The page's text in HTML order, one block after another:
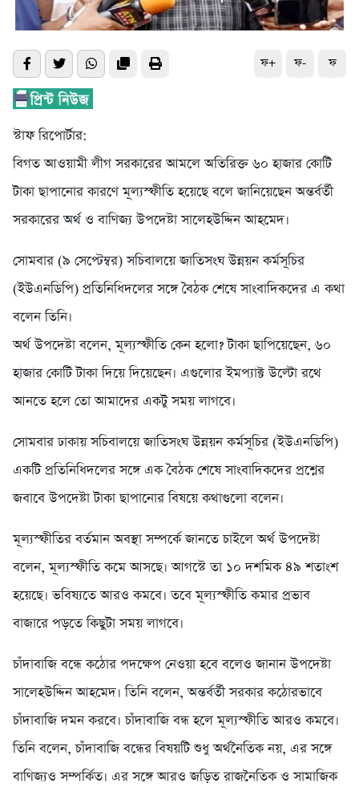
ফ+ ফ- ফ
স্টাফ রিপোর্টার:
বিগত আওয়ামী লীগ সরকারের আমলে অতিরিক্ত ৬০ হাজার কোটি
টাকা ছাপানোর কারণে মূল্যস্ফীতি হয়েছে বলে জানিয়েছেন অন্তর্বর্তী
সরকারের অর্থ ও বাণিজ্য উপদেষ্টা সালেহউদ্দিন আহমেদ।
সোমবার (৯ সেপ্টেম্বর) সচিবালয়ে জাতিসংঘ উন্নয়ন কর্মসূচির
(ইউএনডিপি) প্রতিনিধিদলের সঙ্গে বৈঠক শেষে সাংবাদিকদের এ কথা
বলেন তিনি।
অর্থ উপদেষ্টা বলেন, মূল্যস্ফীতি কেন হলো? টাকা ছাপিয়েছেন, ৬০
হাজার কোটি টাকা দিয়ে দিয়েছেন। এগুলোর ইমপ্যাক্ট উল্টো রথে
আনতে হলে তো আমাদের একটু সময় লাগবে।
সোমবার ঢাকায় সচিবালয়ে জাতিসংঘ উন্নয়ন কর্মসূচির (ইউএনডিপি)
একটি প্রতিনিধিদলের সঙ্গে এক বৈঠক শেষে সাংবাদিকদের প্রশ্নের
জবাবে উপদেষ্টা টাকা ছাপানোর বিষয়ে কথাগুলো বলেন।
মূল্যস্ফীতির বর্তমান অবস্থা সম্পর্কে জানতে চাইলে অর্থ উপদেষ্টা
বলেন, মূল্যস্ফীতি কমে আসছে। আগস্টে তা ১০ দশমিক ৪৯ শতাংশ
হয়েছে। ভবিষ্যতে আরও কমবে। তবে মূল্যস্ফীতি কমার প্রভাব
বাজারে পড়তে কিছুটা সময় লাগবে।
চাঁদাবাজি বন্ধে কঠোর পদক্ষেপ নেওয়া হবে বলেও জানান উপদেষ্টা
সালেহউদ্দিন আহমেদ। তিনি বলেন, অন্তর্বর্তী সরকার কঠোরভাবে
চাঁদাবাজি দমন করবে। চাঁদাবাজি বন্ধ হলে মূল্যস্ফীতি আরও কমবে।
তিনি বলেন, চাঁদাবাজি বন্ধের বিষয়টি শুধু অর্থনৈতিক নয়, এর সঙ্গে
বাণিজ্যও সম্পর্কিত। এর সঙ্গে আরও জড়িত রাজনৈতিক ও সামাজিক